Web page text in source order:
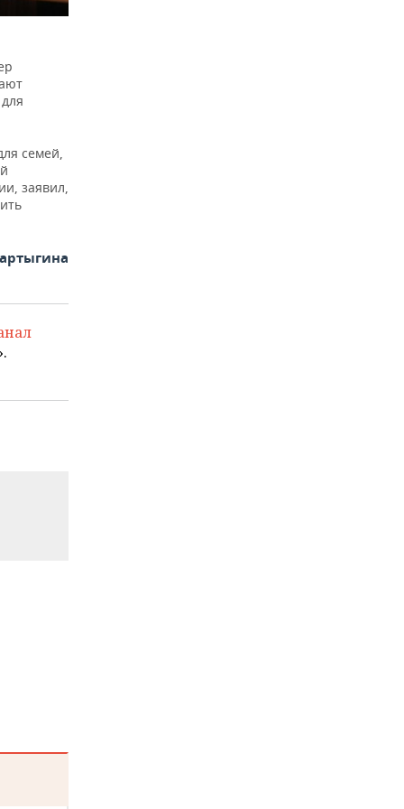
семей,
заявил,